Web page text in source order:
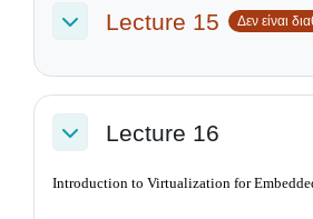
Lecture 15 Δεν είναι
Σύμπτυξη
Lecture 16
Introduction to Virtualization for